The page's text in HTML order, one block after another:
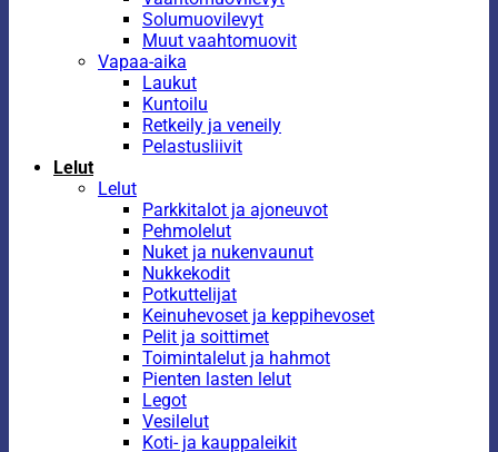
Solumuovilevyt
Muut vaahtomuovit
Vapaa-aika
Laukut
Kuntoilu
Retkeily ja veneily
Pelastusliivit
Lelut
Lelut
Parkkitalot ja ajoneuvot
Pehmolelut
Nuket ja nukenvaunut
Nukkekodit
Potkuttelijat
Keinuhevoset ja keppihevoset
Pelit ja soittimet
Toimintalelut ja hahmot
Pienten lasten lelut
Legot
Vesilelut
Koti- ja kauppaleikit